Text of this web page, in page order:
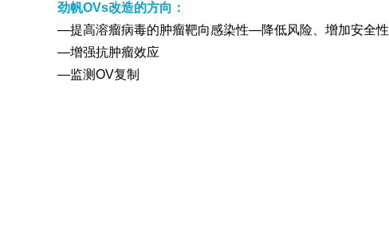
劲帆OVs改造的方向：
—提高溶瘤病毒的肿瘤靶向感染性—降低风险、增加安全性
—增强抗肿瘤效应
—监测OV复制